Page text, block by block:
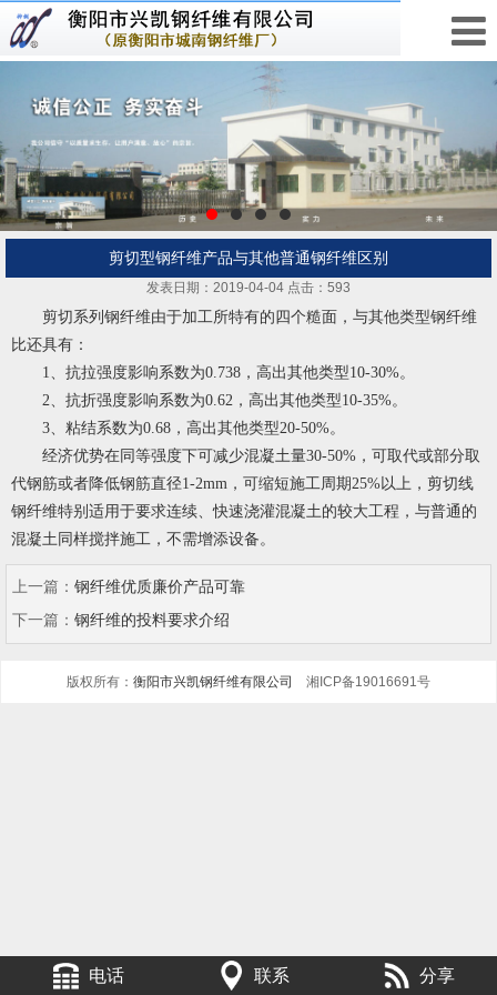
剪切型钢纤维产品与其他普通钢纤维区别
发表日期：2019-04-04 点击：593
剪切系列 钢纤维由于加工所特有的四个糙面，与其他类型钢纤维
比还具有：
1、抗拉强度影响系数为0.738，高出其他类型10-30%。
2、抗折强度影响系数为0.62，高出其他类型10-35%。
3、粘结系数为0.68，高出其他类型20-50%。
经济优势在同等强度下可减少混凝土量30-50%，可取代或部分取
代钢筋或者降低钢筋直径1-2mm，可缩短施工周期25%以上，剪切线
钢纤维特别适用于要求连续、快速浇灌混凝土的较大工程，与普通的
混凝土同样搅拌施工，不需增添设备。
上一篇： 钢纤维优质廉价产品可靠
下一篇： 钢纤维的投料要求介绍
版权所有： 衡阳市兴凯钢纤维有限公司 湘ICP备19016691号
电话 联系 分享